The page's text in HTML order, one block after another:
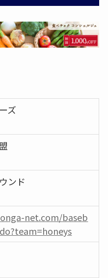
ズ
ンド
net.com/baseb